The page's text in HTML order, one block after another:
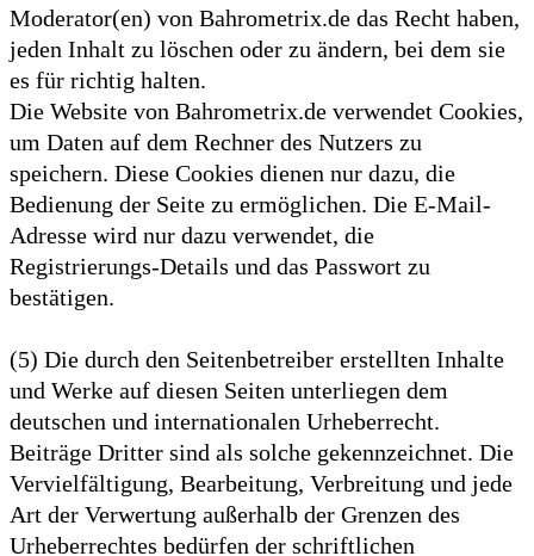
Moderator(en) von Bahrometrix.de das Recht haben,
jeden Inhalt zu löschen oder zu ändern, bei dem sie
es für richtig halten.
Die Website von Bahrometrix.de verwendet Cookies,
um Daten auf dem Rechner des Nutzers zu
speichern. Diese Cookies dienen nur dazu, die
Bedienung der Seite zu ermöglichen. Die E-Mail-
Adresse wird nur dazu verwendet, die
Registrierungs-Details und das Passwort zu
bestätigen.
(5) Die durch den Seitenbetreiber erstellten Inhalte
und Werke auf diesen Seiten unterliegen dem
deutschen und internationalen Urheberrecht.
Beiträge Dritter sind als solche gekennzeichnet. Die
Vervielfältigung, Bearbeitung, Verbreitung und jede
Art der Verwertung außerhalb der Grenzen des
Urheberrechtes bedürfen der schriftlichen